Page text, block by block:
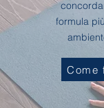
formula
Come